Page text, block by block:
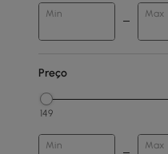
Min Max
Preço
149
Min Max